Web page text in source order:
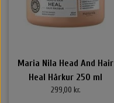
Maria Nila Head And Hair
Heal Hårkur 250 ml
299,00 kr.